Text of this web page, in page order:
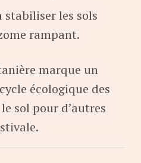
les sols
rampant.
marque un
écologique des
sol pour d’autres